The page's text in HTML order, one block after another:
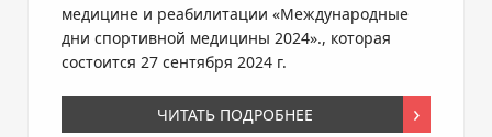
медицине и реабилитации «Международные
дни спортивной медицины 2024»., которая
состоится 27 сентября 2024 г.
ЧИТАТЬ ПОДРОБНЕЕ